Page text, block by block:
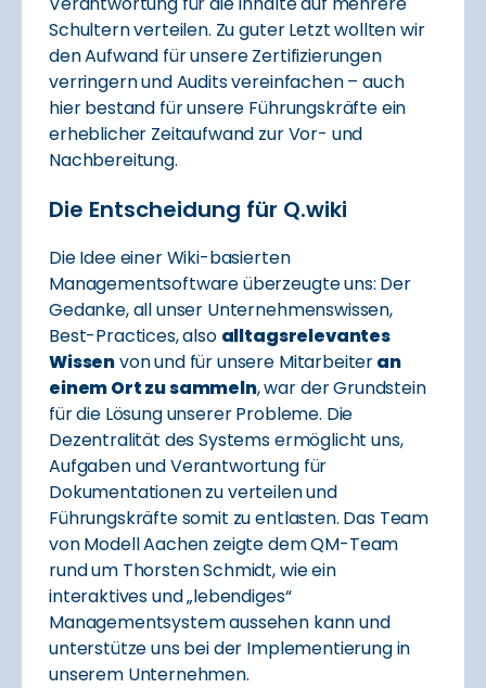
Schultern verteilen. Zu guter Letzt wollten wir
den Aufwand für unsere Zertifizierungen
verringern und Audits vereinfachen – auch
hier bestand für unsere Führungskräfte ein
erheblicher Zeitaufwand zur Vor- und
Nachbereitung.
Die Entscheidung für Q.wiki
Die Idee einer Wiki-basierten
Managementsoftware überzeugte uns: Der
Gedanke, all unser Unternehmenswissen,
Best-Practices, also alltagsrelevantes
Wissenvon und für unsere Mitarbeiteran
einem Ort zu sammeln, war der Grundstein
für die Lösung unserer Probleme. Die
Dezentralität des Systems ermöglicht uns,
Aufgaben und Verantwortung für
Dokumentationen zu verteilen und
Führungskräfte somit zu entlasten. Das Team
von Modell Aachen zeigte dem QM-Team
rund um Thorsten Schmidt, wie ein
interaktives und „lebendiges“
Managementsystem aussehen kann und
unterstütze uns bei der Implementierung in
unserem Unternehmen.